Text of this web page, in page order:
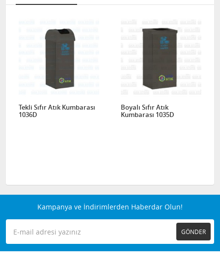
Tekli Sıfır Atık Kumbarası
1036D
Boyalı Sıfır Atık
Kumbarası 1035D
Kampanya ve İndirimlerden Haberdar Olun!
GÖNDER